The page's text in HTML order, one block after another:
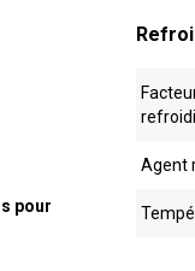
pour
Agent